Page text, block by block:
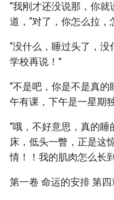
“我刚才还没说那，你
道，“对了，你怎么拉，
“没什么，睡过头了，
学校再说！”
“不是吧，你是不是真
午有课，下午是一星期
“哦，不好意思，真的
床，低头一瞥，正是这
情！！我的肌肉怎么长
第一卷 命运的安排 第四